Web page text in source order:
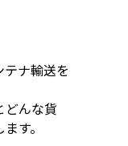
ナ輸送を
どんな貨
す。